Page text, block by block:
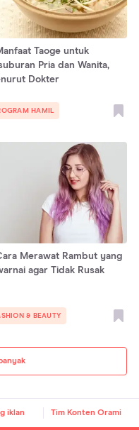
Taoge untuk
Pria dan Wanita,
Dokter
HAMIL
Merawat Rambut yang
agar Tidak Rusak
& BEAUTY
iklan Tim Konten Orami